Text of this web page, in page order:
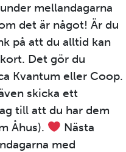
mellandagarna
det är något! Är du
på att du alltid kan
Det gör du
Kvantum eller Coop.
skicka ett
till att du har dem
Åhus).
Nästa
med